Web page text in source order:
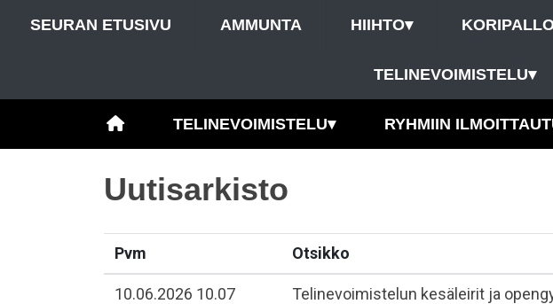
SEURAN ETUSIVU AMMUNTA HIIHTO▾
TELINEVOIMISTELU▾
TELINEVOIMISTELU▾ RYHMIIN
Uutisarkisto
Pvm Otsikko
10.06.2026 10.07 Telinevoimistelun kesäleirit ja